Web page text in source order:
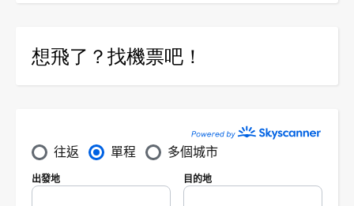
想飛了？找機票吧！